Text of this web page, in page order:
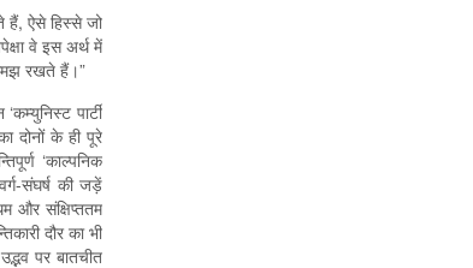
हैं, ऐसे हिस्से जो
वे इस अर्थ में
रखते हैं।”
पार्टी
दोनों के ही पूरे
‘काल्पनिक
संघर्ष की जड़ें
और संक्षिप्ततम
दौर का भी
पर बातचीत